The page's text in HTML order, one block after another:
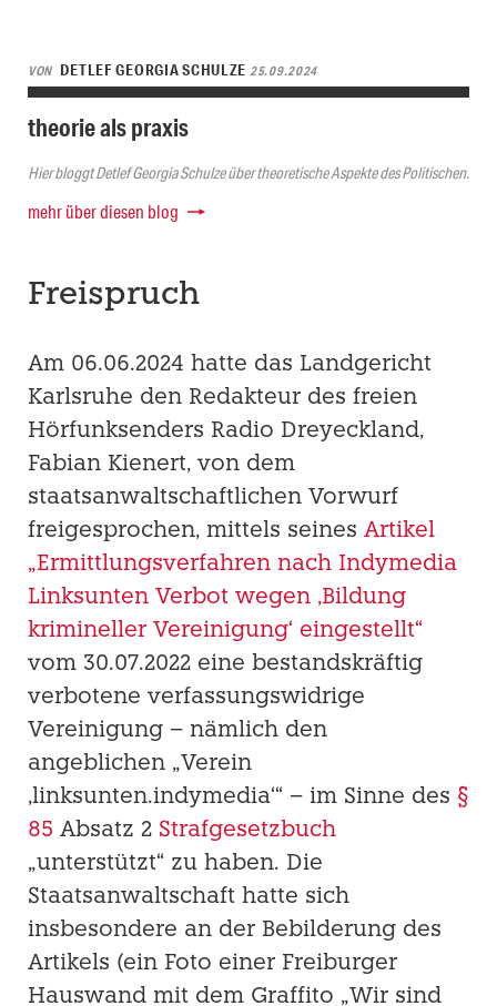
VON DETLEF GEORGIA SCHULZE 25.09.2024
theorie als praxis
Hier bloggt Detlef Georgia Schulze über theoretische Aspekte des Politischen.
mehr über diesen blog
Freispruch
Am 06.06.2024 hatte das Landgericht
Karlsruhe den Redakteur des freien
Hörfunksenders Radio Dreyeckland,
Fabian Kienert, von dem
staatsanwaltschaftlichen Vorwurf
freigesprochen, mittels seines Artikel
„Ermittlungsverfahren nach Indymedia
Linksunten Verbot wegen ‚Bildung
krimineller Vereinigung‘ eingestellt“
vom 30.07.2022 eine bestandskräftig
verbotene verfassungswidrige
Vereinigung – nämlich den
angeblichen „Verein
‚linksunten.indymedia‘“ – im Sinne des §
85 Absatz 2 Strafgesetzbuch
„unterstützt“ zu haben. Die
Staatsanwaltschaft hatte sich
insbesondere an der Bebilderung des
Artikels (ein Foto einer Freiburger
Hauswand mit dem Graffito „Wir sind